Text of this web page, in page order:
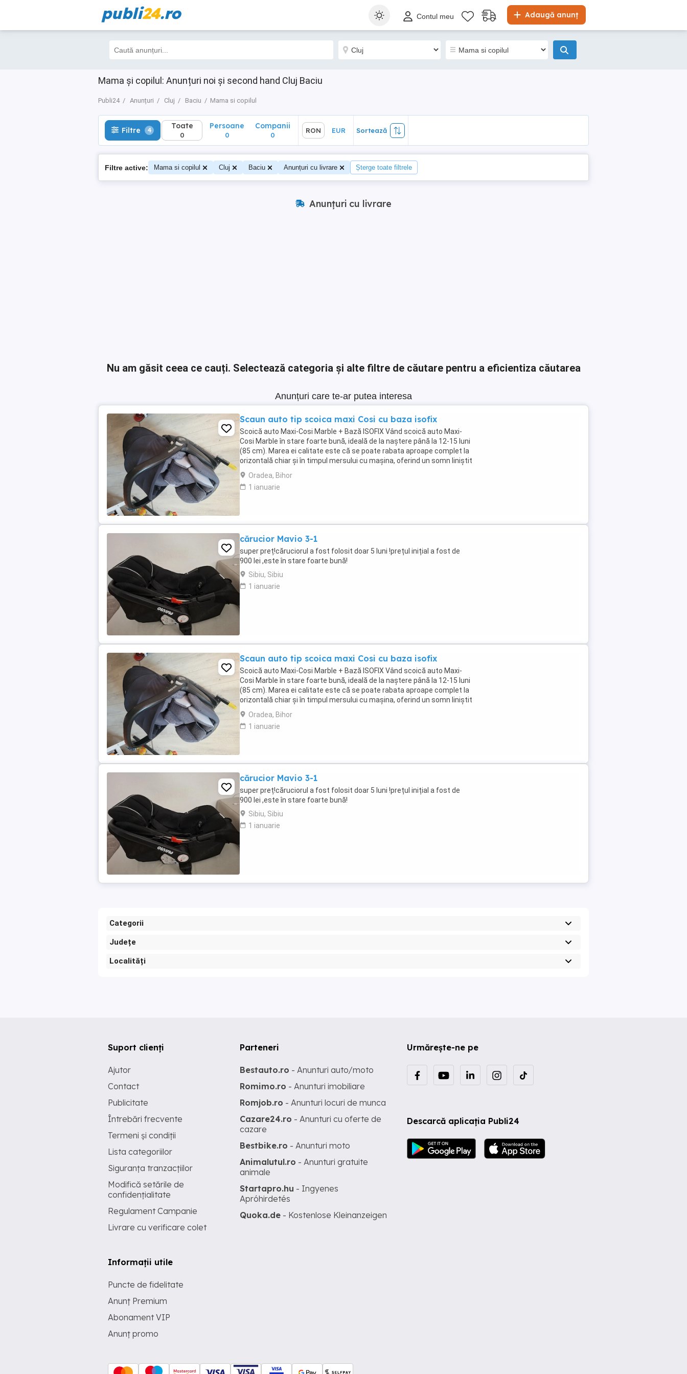
publi24.ro Adaugă anunț
Contul meu
Mama și copilul: Anunțuri noi și second hand Cluj Baciu
Publi24 Anunțuri Cluj Baciu Mama si copilul
Filtre 4 Toate
0
Sortează
Filtre 4 Toate
0
Persoane
0
Companii
0
RON EUR Sortează
Filtre active: Mama si copilul Cluj Baciu Anunțuri cu livrare Șterge toate filtrele
Anunțuri cu livrare
Nu am găsit ceea ce cauți. Selectează categoria și alte filtre de căutare pentru a eficientiza căutarea
Anunțuri care te-ar putea interesa
Scaun auto tip scoica maxi Cosi cu baza isofix
Scoică auto Maxi-Cosi Marble + Bază ISOFIX Vând scoică auto Maxi-
Cosi Marble în stare foarte bună, ideală de la naștere până la 12-15 luni
(85 cm). Marea ei calitate este că se poate rabata aproape complet la
orizontală chiar și în timpul mersului cu mașina, oferind un somn liniștit
și sănătos bebelușului. ...
Oradea, Bihor
1 ianuarie
cărucior Mavio 3-1
super preț!căruciorul a fost folosit doar 5 luni !prețul inițial a fost de
900 lei ,este în stare foarte bună!
Sibiu, Sibiu
1 ianuarie
Scaun auto tip scoica maxi Cosi cu baza isofix
Scoică auto Maxi-Cosi Marble + Bază ISOFIX Vând scoică auto Maxi-
Cosi Marble în stare foarte bună, ideală de la naștere până la 12-15 luni
(85 cm). Marea ei calitate este că se poate rabata aproape complet la
orizontală chiar și în timpul mersului cu mașina, oferind un somn liniștit
și sănătos bebelușului. ...
Oradea, Bihor
1 ianuarie
cărucior Mavio 3-1
super preț!căruciorul a fost folosit doar 5 luni !prețul inițial a fost de
900 lei ,este în stare foarte bună!
Sibiu, Sibiu
1 ianuarie
Categorii
Județe
Localități
Urmărește-ne pe
Descarcă aplicația Publi24
Suport clienți
Ajutor
Contact
Publicitate
Întrebări frecvente
Termeni și condiții
Lista categoriilor
Siguranța tranzacțiilor
Modifică setările de
confidențialitate
Regulament Campanie
Livrare cu verificare colet
Informații utile
Puncte de fidelitate
Anunț Premium
Abonament VIP
Anunț promo
Parteneri
Bestauto.ro - Anunturi auto/moto
Romimo.ro - Anunturi imobiliare
Romjob.ro - Anunturi locuri de munca
Cazare24.ro - Anunturi cu oferte de
cazare
Bestbike.ro - Anunturi moto
Animalutul.ro - Anunturi gratuite
animale
Startapro.hu - Ingyenes
Apróhirdetés
Quoka.de - Kostenlose Kleinanzeigen